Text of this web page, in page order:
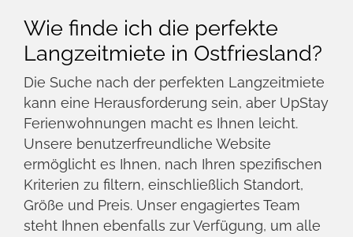
besonders attraktiv für diejenigen, die dem
hektischen Alltag entfliehen und in die Ruhe
Ferienwohnungen ermöglicht Ihnen ein
authentisches Wohngefühl, ganz gleich, ob
Sie für mehrere Monate beruflich in der
Region sind oder einen längeren
Erholungsurlaub planen.